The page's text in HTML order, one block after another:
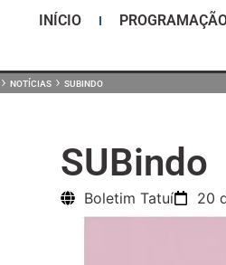
INÍCIO
› NOTÍCIAS › SUBINDO
SUBindo
Boletim Tatuí 20